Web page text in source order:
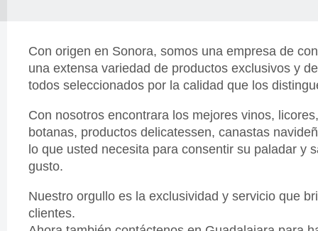
Con origen en Sonora, somos una empresa de
una extensa variedad de productos exclusivos y
todos seleccionados por la calidad que los
Con nosotros encontrara los mejores vinos,
botanas, productos delicatessen, canastas
lo que usted necesita para consentir su paladar y
gusto.
Nuestro orgullo es la exclusividad y servicio que
clientes.